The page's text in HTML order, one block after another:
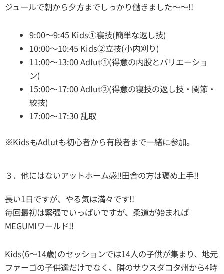
ジュールで朝から夕方までしっかり働きました〜〜!!
9:00〜9:45 Kids①寝技(簡単な返し技)
10:00〜10:45 Kids②立技(小内刈り)
11:00〜13:00 Adlut①(得意の内股とバリエーショ
ン)
15:00〜17:00 Adlut②(得意の寝技の返し技・関節・
絞技)
17:00〜17:30 乱取
※KidsもAdlutも初心者から有段者まで一緒に参加。
３．他にはないアットホーム感!!田舎の方は褒め上手!!
長い1日ですが、やる気は満々です!!
毎回最初は緊張でいっぱいですが、柔道が始まれば
MEGUMIワールド!!
Kids(6〜14歳)のセッションでは14人の子供が集まり、地元
ファーゴの子供達だけでなく、隣のサウスダコタ州から4時